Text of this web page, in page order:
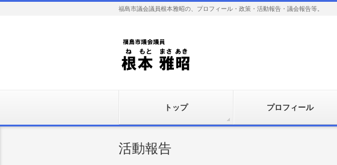
福島市議会議員根本雅昭の、プロフィール・政策・活動報告・議会報告等。
トップ プロフィール
活動報告